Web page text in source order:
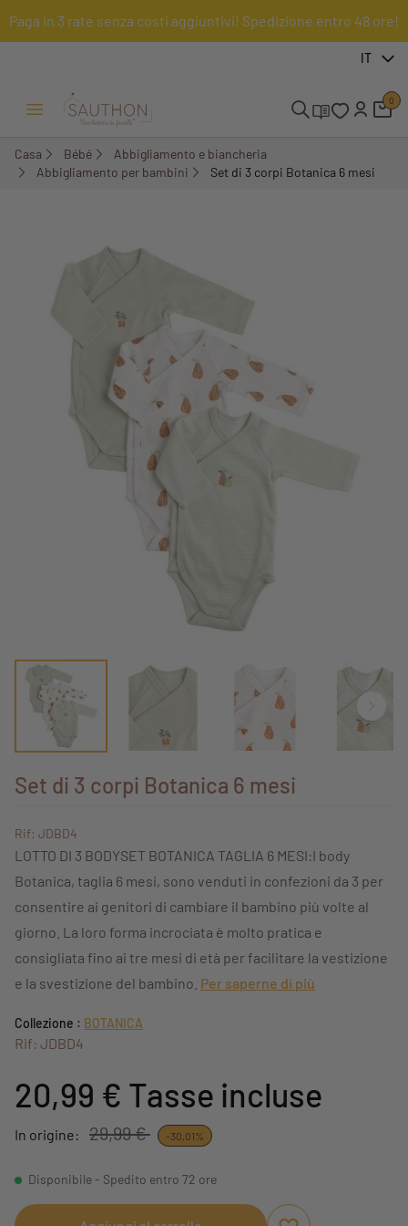
Paga in 3 rate senza costi aggiuntivi! Spedizione entro 48 ore!
IT
Menu Apri/Chiudi
0
Casa Bébé
Abbigliamento e biancheria
Abbigliamento per bambini
Set di 3 corpi Botanica 6 mesi
-30,01%
Set di 3 corpi Botanica 6 mesi
Rif: JDBD4
LOTTO DI 3 BODYSET BOTANICA TAGLIA 6 MESI:I body
Botanica, taglia 6 mesi, sono venduti in confezioni da 3 per
consentire ai genitori di cambiare il bambino più volte al
giorno. La loro forma incrociata è molto pratica e
consigliata fino ai tre mesi di età per facilitare la vestizione
e la svestizione del bambino. Per saperne di più
Collezione : BOTANICA
Rif: JDBD4
20,99 € Tasse incluse
In origine: 29,99 € -30,01%
Disponibile - Spedito entro 72 ore